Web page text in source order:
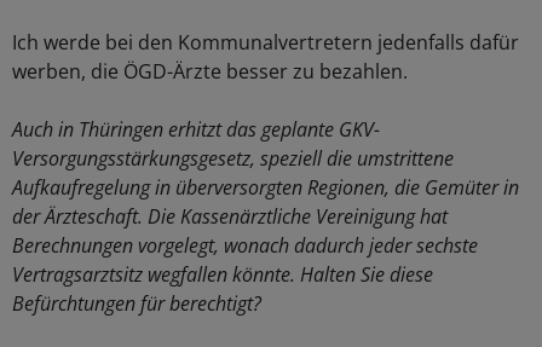
Ich werde bei den Kommunalvertretern jedenfalls dafür
werben, die ÖGD-Ärzte besser zu bezahlen.
Auch in Thüringen erhitzt das geplante GKV-
Versorgungsstärkungsgesetz, speziell die umstrittene
Aufkaufregelung in überversorgten Regionen, die Gemüter in
der Ärzteschaft. Die Kassenärztliche Vereinigung hat
Berechnungen vorgelegt, wonach dadurch jeder sechste
Vertragsarztsitz wegfallen könnte. Halten Sie diese
Befürchtungen für berechtigt?